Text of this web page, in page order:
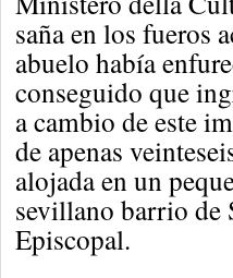
saña en los fueros
abuelo había
conseguido que
a cambio de este
de apenas
alojada en un
sevillano barrio de
Episcopal.